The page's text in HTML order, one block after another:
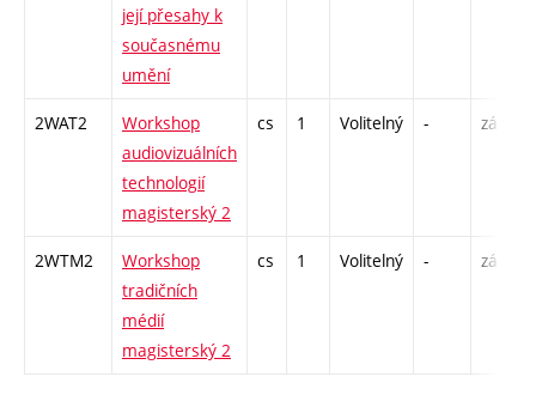
její přesahy k
současnému
umění
2WAT2
Workshop
audiovizuálních
technologií
magisterský 2
cs 1 Volitelný - zá
2WTM2
Workshop
tradičních
médií
magisterský 2
cs 1 Volitelný - zá